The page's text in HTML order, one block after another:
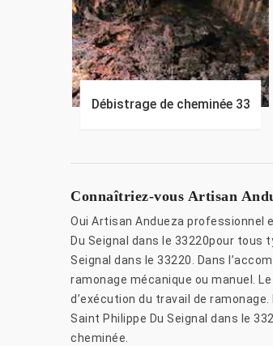
Débistrage de cheminée 33
Connaîtriez-vous Artisan
Oui Artisan Andueza professionnel
Du Seignal dans le 33220pour tous
Seignal dans le 33220. Dans
ramonage mécanique ou manuel.
d’exécution du travail de
Saint Philippe Du Seignal dans le
cheminée.